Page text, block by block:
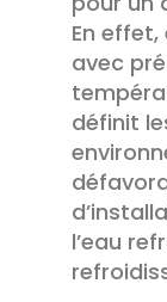
En
avec
définit
l’eau